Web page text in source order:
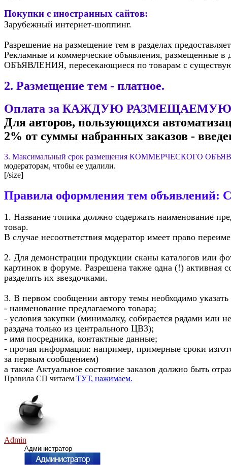
Покупки с иностранных сайтов:
Зарубежный интернет-шоппинг.
Разрешение на размещение тем в разделах
Рекламные и коммерческие объявления, размещенные
ОБЪЯВЛЕНИЯ, пересекающиеся по товарам с
2. Размещение тем - платное.
Оплата за КАЖДУЮ
Для авторов, пользующихся
2% от суммы набранных заказов -
3. Максимальный срок размещения КОММЕРЧЕСКОГО
модераторам, чтобы ее удалили.
[/size]
Правила оформления тем объявлений:
1. Название топика должно содержать наименование
товар.
В случае несоответствия модератор имеет право
2. Для демонстрации продукции сканы каталогов или
картинок в форуме. Разрешена также одна (!) активная
разделять их звездочками.
3. В первом сообщении автору темы необходимо
- наименование предлагаемого товара;
- условия закупки (минималку, собирается рядами или
раздача только из центрального ЦВЗ);
- имя посредника, контактные данные;
- прочая информация: например, примерные сроки
за первым сообщением)
а также Актуальное состояние заказов должно быть
Правила СП читаем ТУТ, нажимаем.
Admin
Администратор